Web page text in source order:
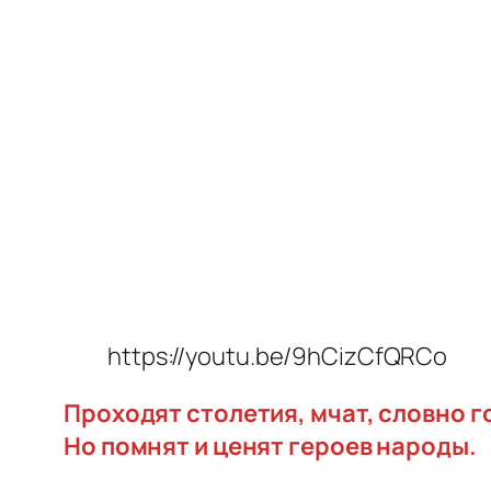
https://youtu.be/9hCizCfQRCo
Проходят столетия, мчат, словно
Но помнят и ценят героев народы.